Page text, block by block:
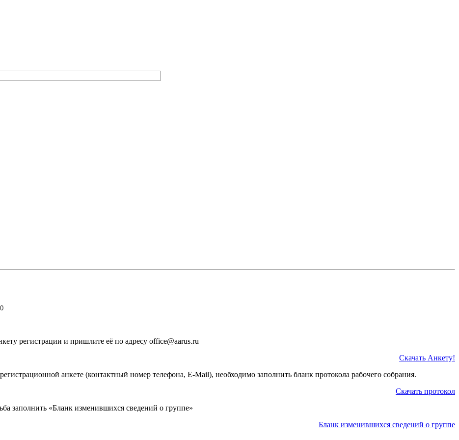
регистрации и пришлите её по адресу office@aarus.ru
Скачать Анкету!
анкете (контактный номер телефона, E-Mail), необходимо заполнить бланк протокола рабочего собрания.
Скачать протокол
заполнить «Бланк изменившихся сведений о группе»
Бланк изменившихся сведений о группе